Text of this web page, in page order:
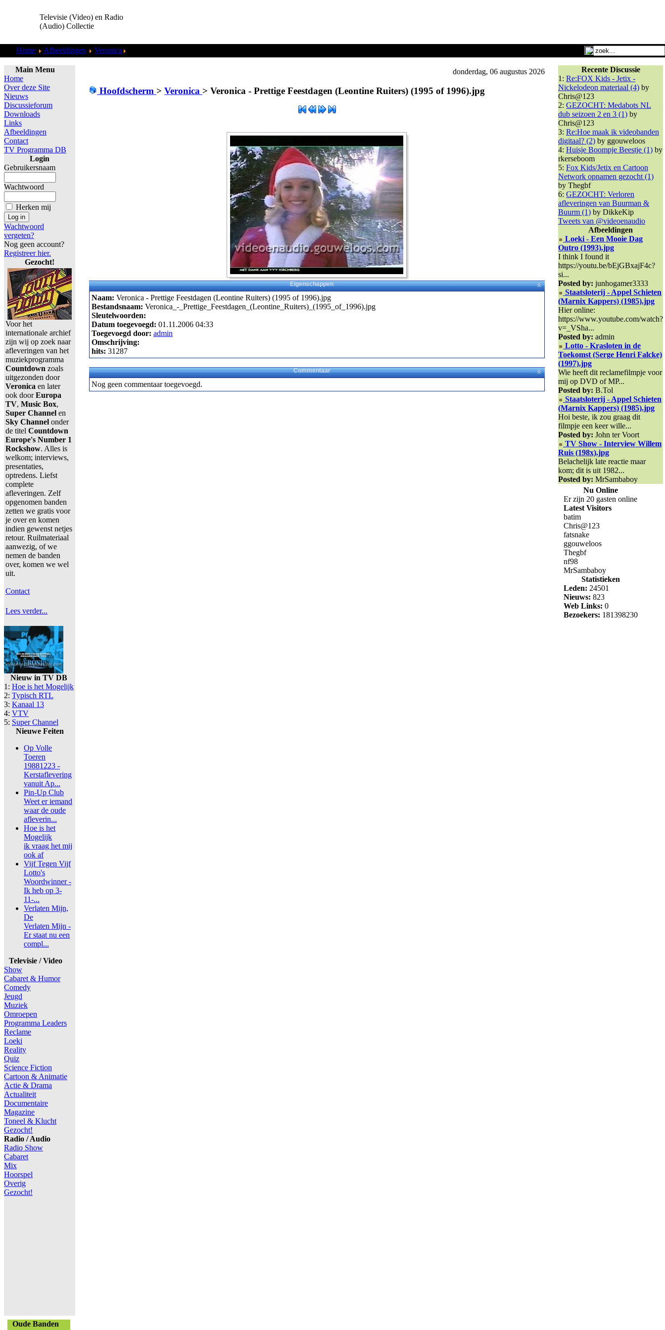
Televisie (Video) en Radio
(Audio) Collectie
Home Afbeeldingen Veronica
Main Menu
Home
Over deze Site
Nieuws
Discussieforum
Downloads
Links
Afbeeldingen
Contact
TV Programma DB
Login
Gebruikersnaam
Wachtwoord
Herken mij
Wachtwoord
vergeten?
Nog geen account?
Registreer hier.
Gezocht!
Voor het
internationale archief
zijn wij op zoek naar
afleveringen van het
muziekprogramma
Countdown zoals
uitgezonden door
Veronica en later
ook doorEuropa
TV, Music Box,
Super Channel en
Sky Channel onder
de titel Countdown
Europe's Number 1
Rockshow. Alles is
welkom; interviews,
presentaties,
optredens. Liefst
complete
afleveringen. Zelf
opgenomen banden
zetten we gratis voor
je over en komen
indien gewenst netjes
retour. Ruilmateriaal
aanwezig, of we
nemen de banden
over, komen we wel
uit.
Contact
Lees verder...
Nieuw in TV DB
1: Hoe is het Mogelijk
2: Typisch RTL
3: Kanaal 13
4: VTV
5: Super Channel
Nieuwe Feiten
Op Volle
Toeren
19881223 -
Kerstaflevering
vanuit Ap...
Pin-Up Club
Weet er iemand
waar de oude
afleverin...
Hoe is het
Mogelijk
ik vraag het mij
ook af
Vijf Tegen Vijf
Lotto's
Woordwinner -
Ik heb op 3-
11-...
Verlaten Mijn,
De
Verlaten Mijn -
Er staat nu een
compl...
Televisie / Video
Show
Cabaret & Humor
Comedy
Jeugd
Muziek
Omroepen
Programma Leaders
Reclame
Loeki
Reality
Quiz
Science Fiction
Cartoon & Animatie
Actie & Drama
Actualiteit
Documentaire
Magazine
Toneel & Klucht
Gezocht!
Radio / Audio
Radio Show
Cabaret
Mix
Hoorspel
Overig
Gezocht!
Oude Banden
donderdag, 06 augustus 2026
Hoofdscherm > Veronica > Veronica - Prettige Feestdagen (Leontine Ruiters) (1995 of 1996).jpg
Eigenschappen
Naam: Veronica - Prettige Feestdagen (Leontine Ruiters) (1995 of 1996).jpg
Bestandsnaam: Veronica_-_Prettige_Feestdagen_(Leontine_Ruiters)_(1995_of_1996).jpg
Sleutelwoorden:
Datum toegevoegd: 01.11.2006 04:33
Toegevoegd door: admin
Omschrijving:
hits: 31287
Commentaar
Nog geen commentaar toegevoegd.
Recente Discussie
1: Re:FOX Kids - Jetix -
Nickelodeon materiaal (4) by
Chris@123
2: GEZOCHT: Medabots NL
dub seizoen 2 en 3 (1) by
Chris@123
3: Re:Hoe maak ik videobanden
digitaal? (2) by ggouweloos
4: Huisje Boompje Beestje (1) by
rkerseboom
5: Fox Kids/Jetix en Cartoon
Network opnamen gezocht (1)
by Thegbf
6: GEZOCHT: Verloren
afleveringen van Buurman &
Buurm (1) by DikkeKip
Tweets van @videoenaudio
Afbeeldingen
Loeki - Een Mooie Dag
Outro (1993).jpg
I think I found it
https://youtu.be/bEjGBxajF4c?
si...
Posted by: junhogamer3333
Staatsloterij - Appel Schieten
(Marnix Kappers) (1985).jpg
Hier online:
https://www.youtube.com/watch?
v=_VSha...
Posted by: admin
Lotto - Krasloten in de
Toekomst (Serge Henri Falcke)
(1997).jpg
Wie heeft dit reclamefilmpje voor
mij op DVD of MP...
Posted by: B.Tol
Staatsloterij - Appel Schieten
(Marnix Kappers) (1985).jpg
Hoi beste, ik zou graag dit
filmpje een keer wille...
Posted by: John ter Voort
TV Show - Interview Willem
Ruis (198x).jpg
Belachelijk late reactie maar
kom; dit is uit 1982...
Posted by: MrSambaboy
Nu Online
Er zijn 20 gasten online
Latest Visitors
batim
Chris@123
fatsnake
ggouweloos
Thegbf
nf98
MrSambaboy
Statistieken
Leden: 24501
Nieuws: 823
Web Links: 0
Bezoekers: 181398230